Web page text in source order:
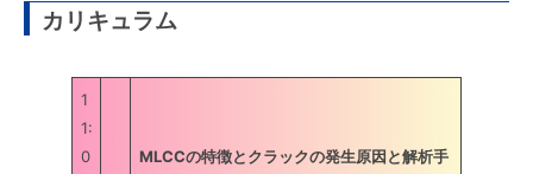
カリキュラム
1
1:
0
MLCCの特徴とクラックの発生原因と解析手